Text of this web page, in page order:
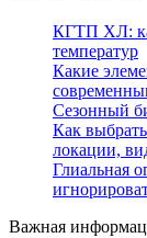
КГТП ХЛ:
температур
Какие
Сезонный
Как
локации,
Глиальная
Важная